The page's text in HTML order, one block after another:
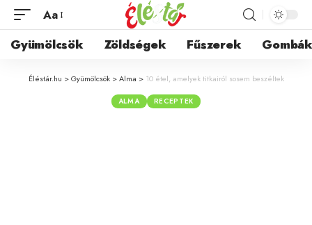
Aa
Gyümölcsök Zöldségek Fűszerek Gombák
Éléstár.hu >Gyümölcsök>Alma > 10 étel, amelyek titkairól sosem beszéltek
ALMA RECEPTEK